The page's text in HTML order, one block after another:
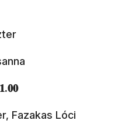
Fazakas Lóci